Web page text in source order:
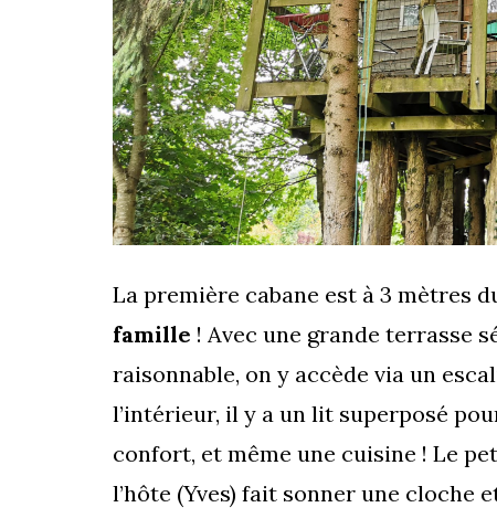
La première cabane est à 3 mètres
famille ! Avec une grande terrasse
raisonnable, on y accède via un
l’intérieur, il y a un lit superposé
confort, et même une cuisine ! Le
l’hôte (Yves) fait sonner une